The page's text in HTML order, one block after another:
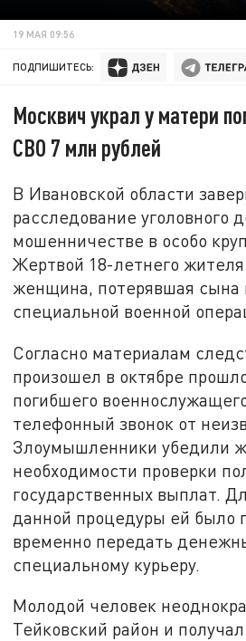
19 МАЯ 09:56
ПОДПИШИТЕСЬ:
Москвич украл у матери
СВО 7 млн рублей
В Ивановской области
расследование уголовного
мошенничестве в особо
Жертвой 18-летнего
женщина, потерявшая сына
специальной военной
Согласно материалам
произошел в октябре
погибшего
телефонный звонок от
Злоумышленники убедили
необходимости проверки
государственных выплат.
данной процедуры ей было
временно передать
специальному курьеру.
Молодой человек
Тейковский район и